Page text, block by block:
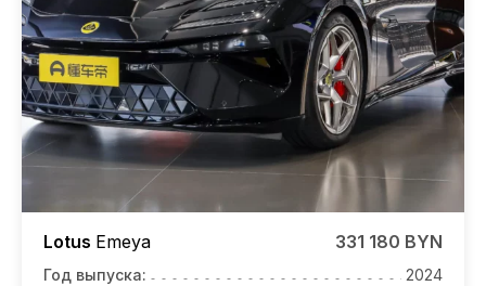
Lotus Emeya 331 180 BYN
Год выпуска:
2024